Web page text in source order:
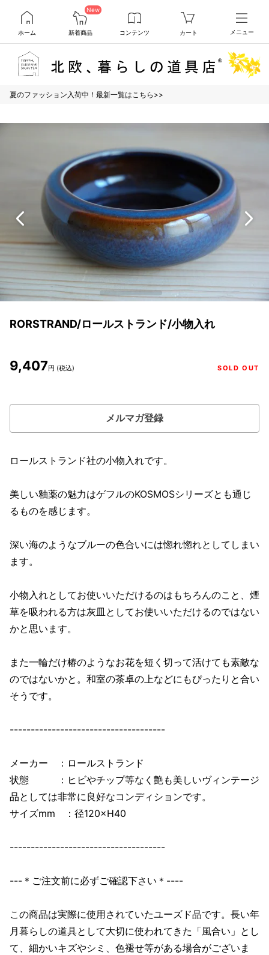
ホーム
New
新着商品 コンテンツ カート メニュー
夏のファッション入荷中！最新一覧はこちら>>
RORSTRAND/ロールストランド/小物入れ
9,407円 (税込) SOLD OUT
メルマガ登録
ロールストランド社の小物入れです。
美しい釉薬の魅力はゲフルのKOSMOSシリーズとも通じ
るものを感じます。
深い海のようなブルーの色合いには惚れ惚れとしてしまい
ます。
小物入れとしてお使いいただけるのはもちろんのこと、煙
草を吸われる方は灰皿としてお使いいただけるのではない
かと思います。
また一輪だけ椿のようなお花を短く切って活けても素敵な
のではないかと。和室の茶卓の上などにもぴったりと合い
そうです。
-------------------------------------
メーカー ：ロールストランド
状態 ：ヒビやチップ等なく艶も美しいヴィンテージ
品としては非常に良好なコンディションです。
サイズmm ：径120×H40
-------------------------------------
---＊ご注文前に必ずご確認下さい＊----
この商品は実際に使用されていたユーズド品です。長い年
月暮らしの道具として大切に使われてきた「風合い」とし
て、細かいキズやシミ、色褪せ等がある場合がございま